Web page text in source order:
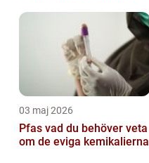
03 maj 2026
Pfas vad du behöver veta
om de eviga kemikalierna